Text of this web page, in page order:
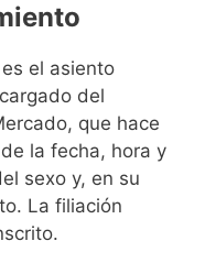
el asiento
del
que hace
la fecha, hora y
sexo y, en su
La filiación